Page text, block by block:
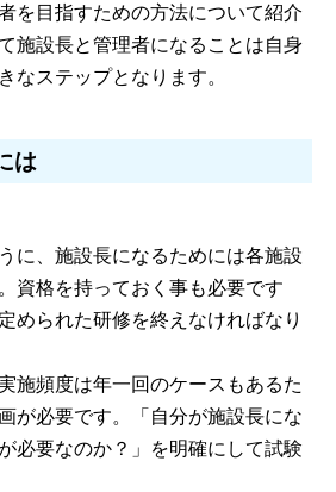
を目指すための方法について紹介
施設長と管理者になることは自身
なステップとなります。
は
に、施設長になるためには各施設
資格を持っておく事も必要です
められた研修を終えなければなり
施頻度は年一回のケースもあるた
が必要です。「自分が施設長にな
必要なのか？」を明確にして試験